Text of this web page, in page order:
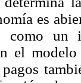
es
como un
el